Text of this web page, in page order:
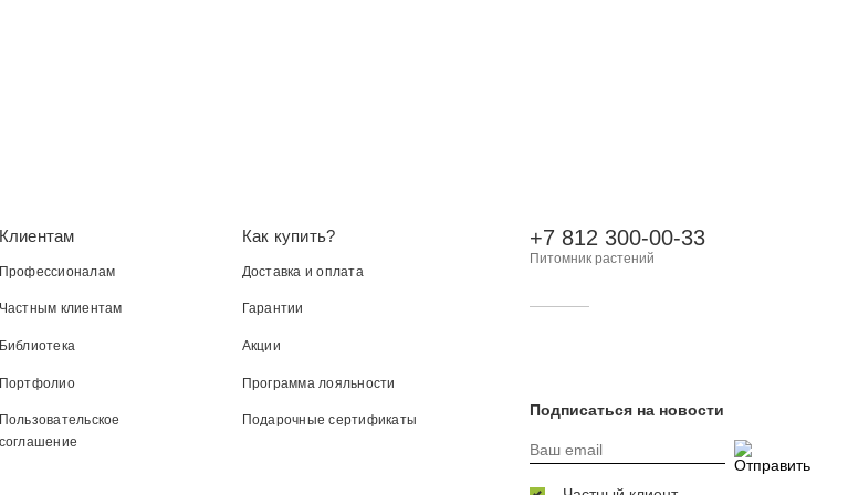
Клиентам
Профессионалам
Частным клиентам
Библиотека
Портфолио
Пользовательское
соглашение
Как купить?
Доставка и оплата
Гарантии
Акции
Программа лояльности
Подарочные сертификаты
+7 812 300-00-33
Питомник растений
Подписаться на новости